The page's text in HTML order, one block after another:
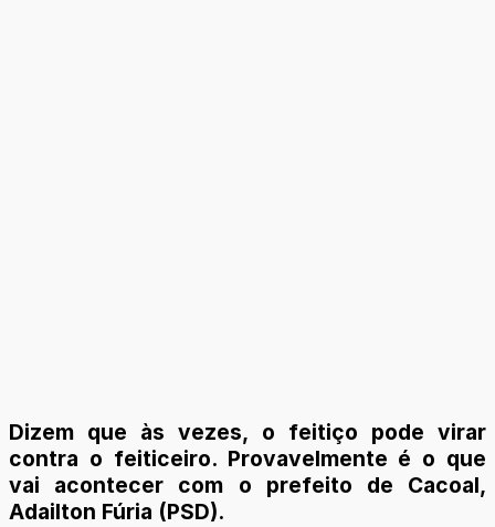
Dizem que às vezes, o feitiço pode virar
contra o feiticeiro. Provavelmente é o que
vai acontecer com o prefeito de Cacoal,
Adailton Fúria (PSD).